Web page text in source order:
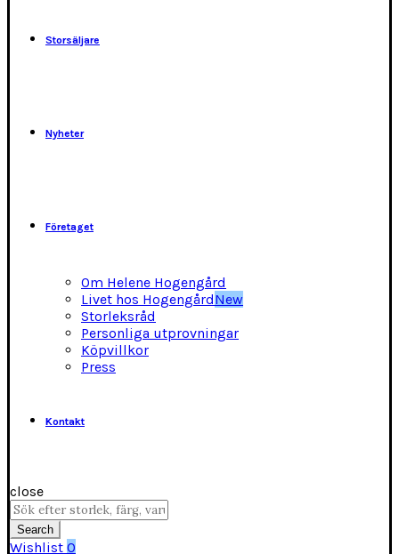
Storsäljare
Nyheter
Företaget
Om Helene Hogengård
Livet hos HogengårdNew
Storleksråd
Personliga utprovningar
Köpvillkor
Press
Kontakt
close
Search
for:
Search
Wishlist 0